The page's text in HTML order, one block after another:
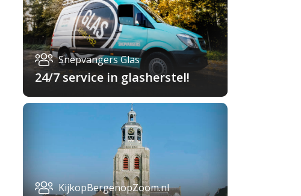
Snepvangers Glas
24/7 service in glasherstel!
KijkopBergenopZoom.nl